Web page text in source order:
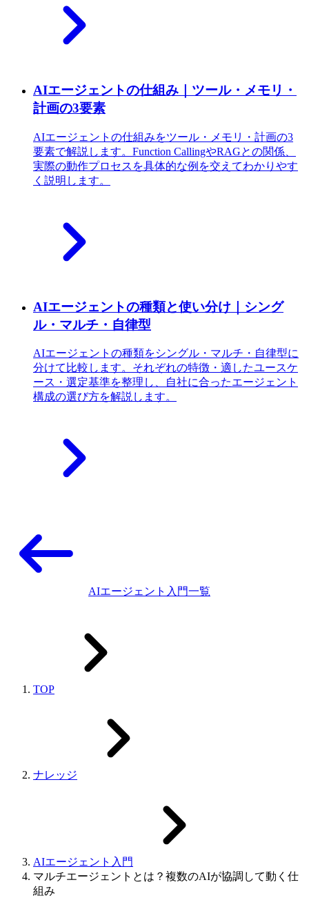
AIエージェントの仕組み｜ツール・メモリ・
計画の3要素
AIエージェントの仕組みをツール・メモリ・計画の3
要素で解説します。Function CallingやRAGとの関係、
実際の動作プロセスを具体的な例を交えてわかりやす
く説明します。
AIエージェントの種類と使い分け｜シング
ル・マルチ・自律型
AIエージェントの種類をシングル・マルチ・自律型に
分けて比較します。それぞれの特徴・適したユースケ
ース・選定基準を整理し、自社に合ったエージェント
構成の選び方を解説します。
AIエージェント入門一覧
TOP
ナレッジ
AIエージェント入門
マルチエージェントとは？複数のAIが協調して動く仕
組み